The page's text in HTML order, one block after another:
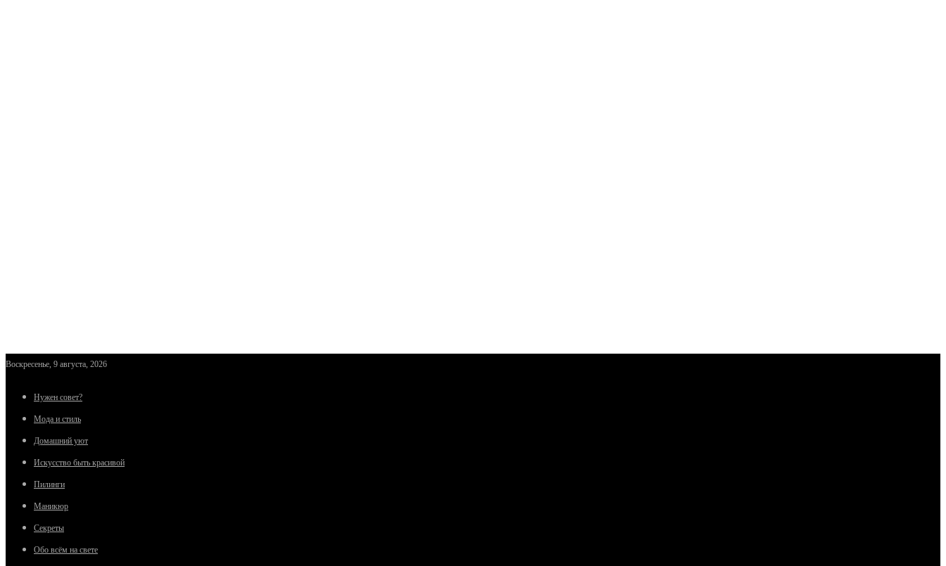
Воскресенье, 9 августа, 2026
Нужен совет?
Мода и стиль
Домашний уют
Искусство быть красивой
Пилинги
Маникюр
Секреты
Обо всём на свете